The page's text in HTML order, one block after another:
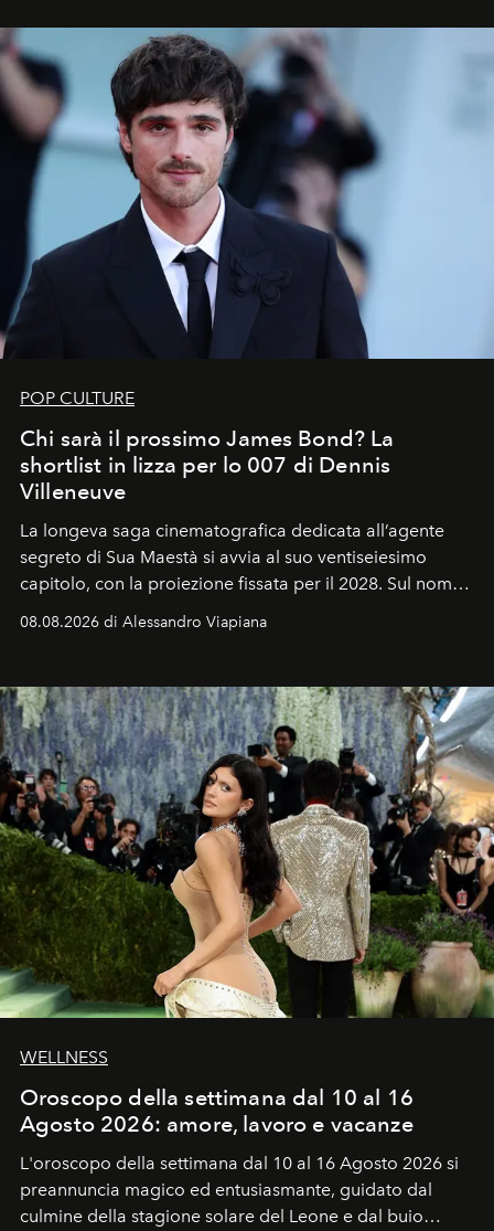
all’universo i desideri più segreti
POP CULTURE
Chi sarà il prossimo James Bond? La
shortlist in lizza per lo 007 di Dennis
Villeneuve
La longeva saga cinematografica dedicata all’agente
segreto di Sua Maestà si avvia al suo ventiseiesimo
capitolo, con la proiezione fissata per il 2028. Sul nome
dell’attore chiamato a raccogliere l’eredità di Daniel
Craig, però, regna ancora il più assoluto riserbo.
08.08.2026 di Alessandro Viapiana
WELLNESS
Oroscopo della settimana dal 10 al 16
Agosto 2026: amore, lavoro e vacanze
L'oroscopo della settimana dal 10 al 16 Agosto 2026 si
preannuncia magico ed entusiasmante, guidato dal
culmine della stagione solare del Leone e dal buio